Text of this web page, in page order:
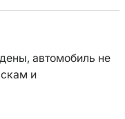
автомобиль не
и